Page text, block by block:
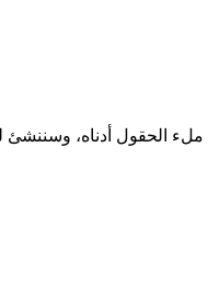
الحقول أدناه،